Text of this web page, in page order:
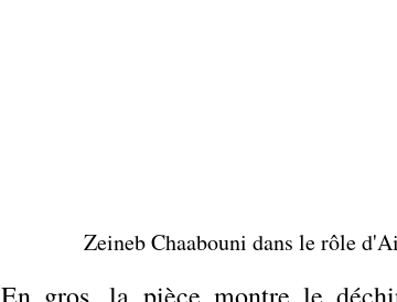
Zeineb Chaabouni dans le rôle